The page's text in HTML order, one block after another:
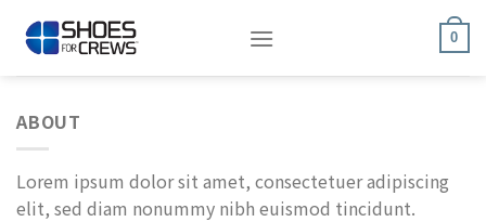
0
ABOUT
Lorem ipsum dolor sit amet, consectetuer adipiscing
elit, sed diam nonummy nibh euismod tincidunt.